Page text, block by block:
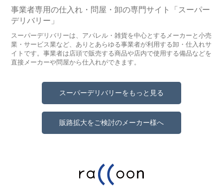
事業者専用の仕入れ・問屋・卸の専門サイト「スーパー
デリバリー」
スーパーデリバリーは、アパレル・雑貨を中心とするメーカーと小売
業・サービス業など、ありとあらゆる事業者が利用する卸・仕入れサ
イトです。事業者は店頭で販売する商品や店内で使用する備品などを
直接メーカーや問屋から仕入れができます。
スーパーデリバリーをもっと見る
販路拡大をご検討のメーカー様へ